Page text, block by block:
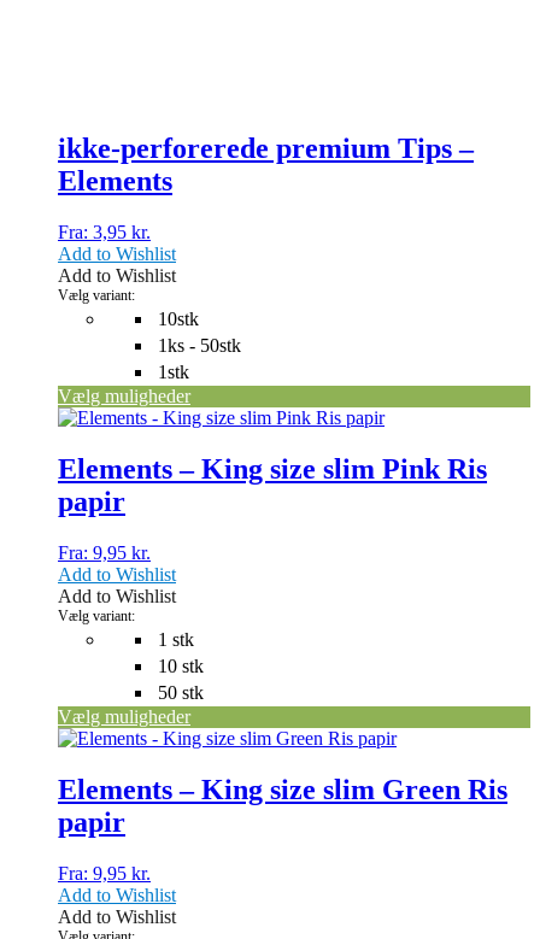
ikke-perforerede premium Tips –
Elements
Fra: 3,95 kr.
10stk
1ks - 50stk
1stk
Vælg variant:
Vælg muligheder
Add to Wishlist
Add to Wishlist
Elements – King size slim Pink Ris
papir
Fra: 9,95 kr.
1 stk
10 stk
50 stk
Vælg variant:
Vælg muligheder
Dette
har
flere
varianter.
kan
vælges
på
varesiden
Add to Wishlist
Add to Wishlist
Elements – King size slim Green Ris
papir
Fra: 9,95 kr.
Dette
har
flere
varianter.
kan
vælges
på
varesiden
Add to Wishlist
Add to Wishlist